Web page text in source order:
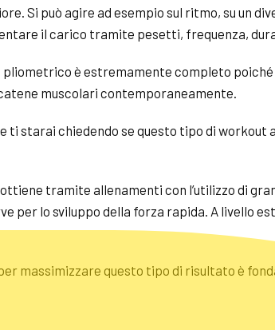
Si può agire ad esempio sul ritmo, su un
il carico tramite pesetti, frequenza,
pliometrico è estremamente completo
muscolari contemporaneamente.
ti starai chiedendo se questo tipo diworkout
tramite allenamenti con l’utilizzo di
per lo sviluppo della forza rapida. A livello
massimizzare questo tipo di risultato è